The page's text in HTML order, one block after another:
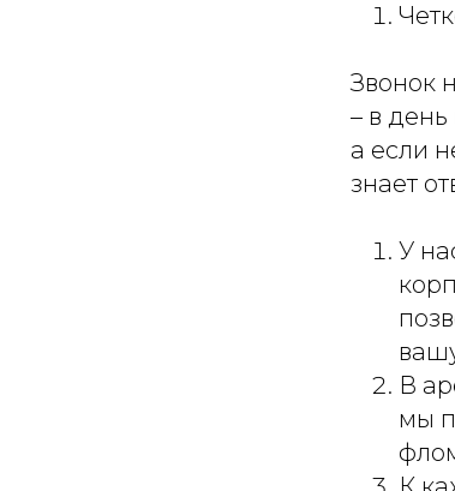
Звонок
– в
а если
знает
У
В
мы